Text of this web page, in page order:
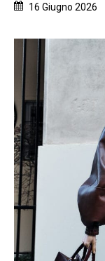
16 Giugno 2026